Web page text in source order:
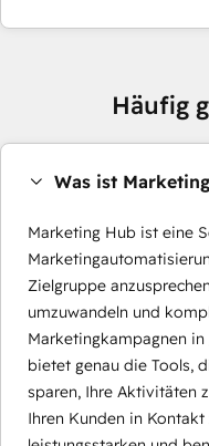
Häufig
Was ist
Marketing Hub ist eine
Zielgruppe
umzuwandeln und
Marketingkampagnen
bietet genau die Tools,
sparen, Ihre Aktivitäten
Ihren Kunden in